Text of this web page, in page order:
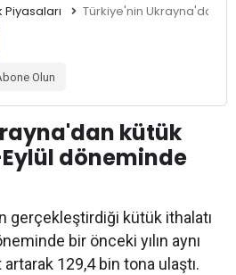
Türkiye'nin Ukrayna'dan
Olun
kütük
döneminde
gerçekleştirdiği kütük ithalatı
bir önceki yılın aynı
129,4 bin tona ulaştı.